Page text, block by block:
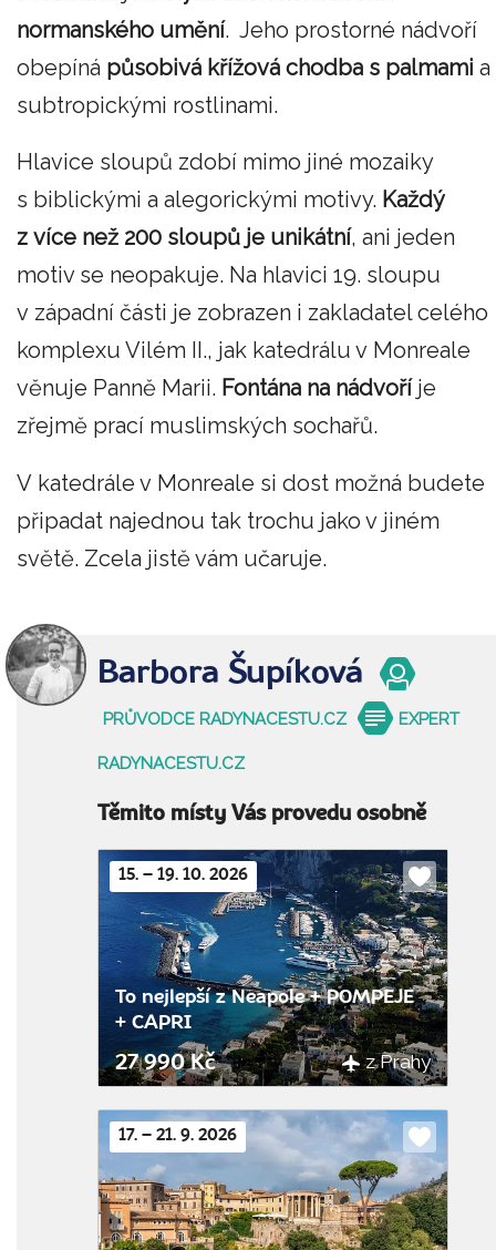
normanského umění. Jeho prostorné nádvoří
obepíná působivá křížová chodba s palmami a
subtropickými rostlinami.
Hlavice sloupů zdobí mimo jiné mozaiky
s biblickými a alegorickými motivy. Každý
z více než 200 sloupů je unikátní, ani jeden
motiv se neopakuje. Na hlavici 19. sloupu
v západní části je zobrazen i zakladatel celého
komplexu Vilém II., jak katedrálu v Monreale
věnuje Panně Marii. Fontána na nádvoříje
zřejmě prací muslimských sochařů.
V katedrále v Monreale si dost možná budete
připadat najednou tak trochu jako v jiném
světě. Zcela jistě vám učaruje.
Barbora Šupíková
PRŮVODCE RADYNACESTU.CZ EXPERT
RADYNACESTU.CZ
Těmito místy Vás provedu osobně
15. – 19. 10. 2026
Do
oblíbených
To nejlepší z Neapole + POMPEJE
+ CAPRI
27 990 Kč z Prahy
17. – 21. 9. 2026
Do
oblíbených